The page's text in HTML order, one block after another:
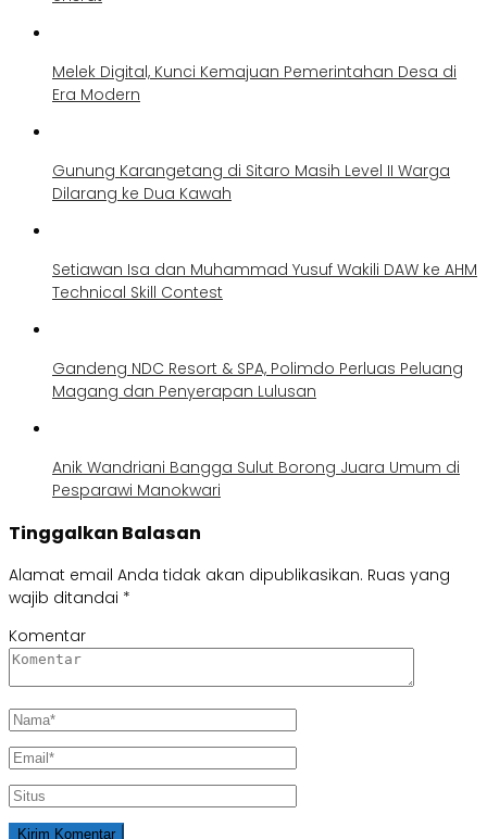
Melek Digital, Kunci Kemajuan Pemerintahan Desa di
Era Modern
Gunung Karangetang di Sitaro Masih Level II Warga
Dilarang ke Dua Kawah
Setiawan Isa dan Muhammad Yusuf Wakili DAW ke AHM
Technical Skill Contest
Gandeng NDC Resort & SPA, Polimdo Perluas Peluang
Magang dan Penyerapan Lulusan
Anik Wandriani Bangga Sulut Borong Juara Umum di
Pesparawi Manokwari
Tinggalkan Balasan
Alamat email Anda tidak akan dipublikasikan. Ruas yang
wajib ditandai *
Komentar